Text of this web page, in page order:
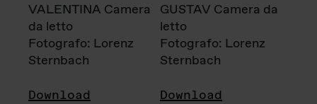
VALENTINA Camera
da letto
Fotografo: Lorenz
Sternbach
Download
GUSTAV Camera da
letto
Fotografo: Lorenz
Sternbach
Download